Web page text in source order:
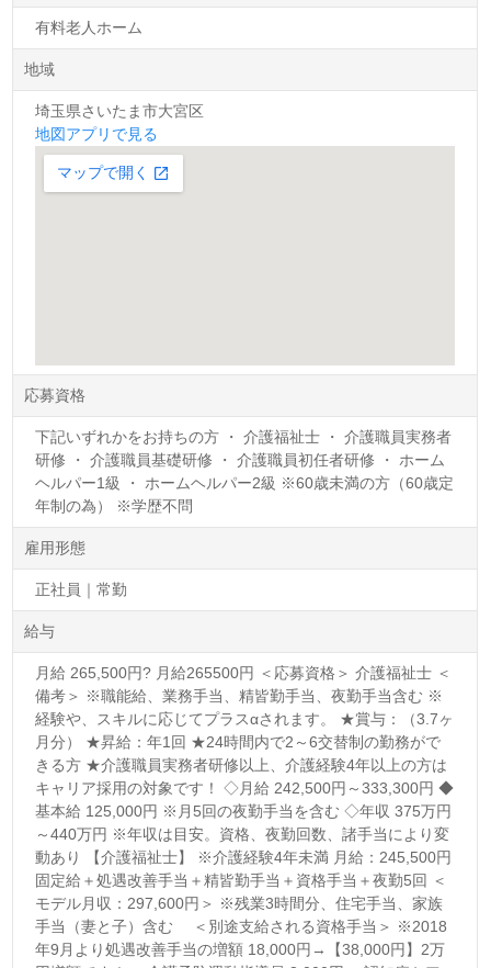
有料老人ホーム
地域
埼玉県さいたま市大宮区
地図アプリで見る
応募資格
下記いずれかをお持ちの方 ・ 介護福祉士 ・ 介護職員実務者
研修 ・ 介護職員基礎研修 ・ 介護職員初任者研修 ・ ホーム
ヘルパー1級 ・ ホームヘルパー2級 ※60歳未満の方（60歳定
年制の為） ※学歴不問
雇用形態
正社員｜常勤
給与
月給 265,500円? 月給265500円 ＜応募資格＞ 介護福祉士 ＜
備考＞ ※職能給、業務手当、精皆勤手当、夜勤手当含む ※
経験や、スキルに応じてプラスαされます。 ★賞与：（3.7ヶ
月分） ★昇給：年1回 ★24時間内で2～6交替制の勤務がで
きる方 ★介護職員実務者研修以上、介護経験4年以上の方は
キャリア採用の対象です！ ◇月給 242,500円～333,300円 ◆
基本給 125,000円 ※月5回の夜勤手当を含む ◇年収 375万円
～440万円 ※年収は目安。資格、夜勤回数、諸手当により変
動あり 【介護福祉士】 ※介護経験4年未満 月給：245,500円
固定給＋処遇改善手当＋精皆勤手当＋資格手当＋夜勤5回 ＜
モデル月収：297,600円＞ ※残業3時間分、住宅手当、家族
手当（妻と子）含む ＜別途支給される資格手当＞ ※2018
年9月より処遇改善手当の増額 18,000円→【38,000円】2万